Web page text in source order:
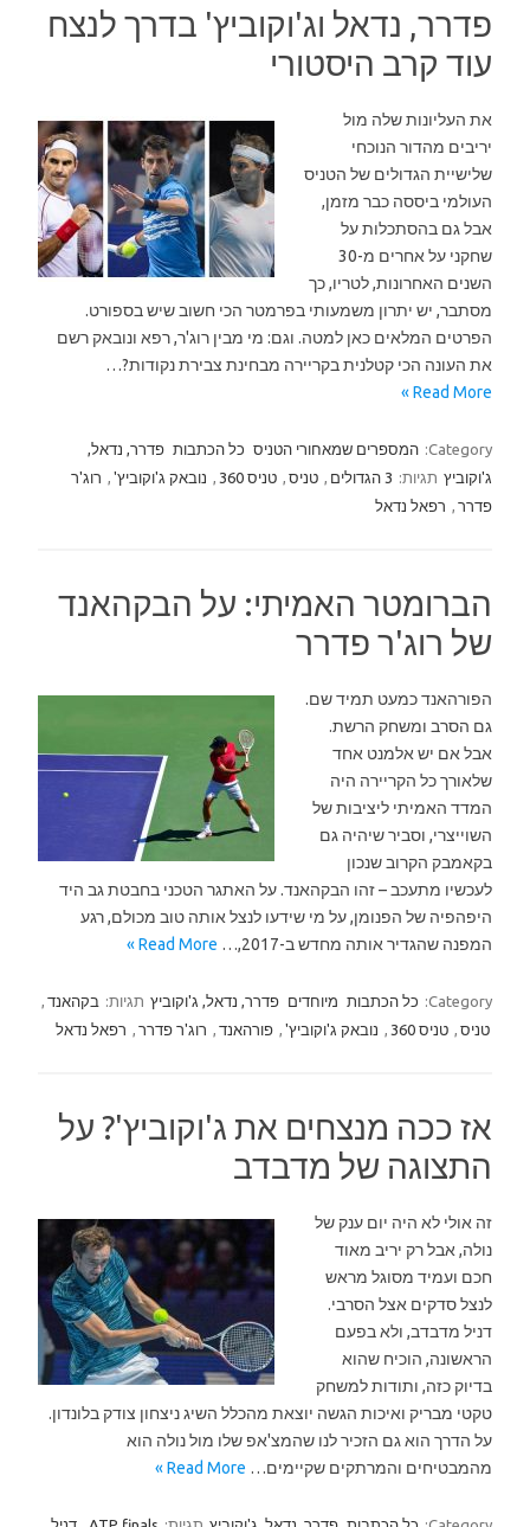
פדרר, נדאל וג'וקוביץ' בדרך לנצח
עוד קרב היסטורי
את העליונות שלה מול
יריבים מהדור הנוכחי
שלישיית הגדולים של הטניס
העולמי ביססה כבר מזמן,
אבל גם בהסתכלות על
שחקני על אחרים מ-30
השנים האחרונות, לטריו, כך
מסתבר, יש יתרון משמעותי בפרמטר הכי חשוב שיש בספורט.
הפרטים המלאים כאן למטה. וגם: מי מבין רוג'ר, רפא ונובאק רשם
את העונה הכי קטלנית בקריירה מבחינת צבירת נקודות?…
Read More »
Category: המספרים שמאחורי הטניס כל הכתבות פדרר, נדאל,
ג'וקוביץ תגיות: 3 הגדולים טניס טניס 360 נובאק ג'וקוביץ'
רוג'ר
פדרר
רפאל נדאל
הברומטר האמיתי: על הבקהאנד
של רוג'ר פדרר
הפורהאנד כמעט תמיד שם.
גם הסרב ומשחק הרשת.
אבל אם יש אלמנט אחד
שלאורך כל הקריירה היה
המדד האמיתי ליציבות של
השוייצרי, וסביר שיהיה גם
בקאמבק הקרוב שנכון
לעכשיו מתעכב – זהו הבקהאנד. על האתגר הטכני בחבטת גב היד
היפהפיה של הפנומן, על מי שידעו לנצל אותה טוב מכולם, רגע
המפנה שהגדיר אותה מחדש ב-2017,…
Read More »
Category: כל הכתבות מיוחדים פדרר, נדאל, ג'וקוביץ תגיות: בקהאנד
טניס
טניס 360 נובאק ג'וקוביץ' פורהאנד רוג'ר פדרר רפאל נדאל
אז ככה מנצחים את ג'וקוביץ'? על
התצוגה של מדבדב
זה אולי לא היה יום ענק של
נולה, אבל רק יריב מאוד
חכם ועמיד מסוגל מראש
לנצל סדקים אצל הסרבי.
דניל מדבדב, ולא בפעם
הראשונה, הוכיח שהוא
בדיוק כזה, ותודות למשחק
טקטי מבריק ואיכות הגשה יוצאת מהכלל השיג ניצחון צודק בלונדון.
על הדרך הוא גם הזכיר לנו שהמצ'אפ שלו מול נולה הוא
מהמבטיחים והמרתקים שקיימים… Read More »